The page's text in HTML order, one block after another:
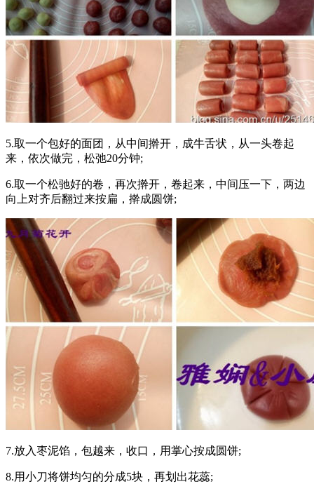
5.取一个包好的面团，从中间擀开，成牛舌状，从一头卷起
来，依次做完，松弛20分钟;
6.取一个松驰好的卷，再次擀开，卷起来，中间压一下，两边
向上对齐后翻过来按扁，擀成圆饼;
7.放入枣泥馅，包越来，收口，用掌心按成圆饼;
8.用小刀将饼均匀的分成5块，再划出花蕊;